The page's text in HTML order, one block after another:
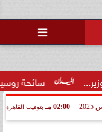

سائحة روسية لـ”مراسي”:
02:00 مـ بتوقيت القاهرة